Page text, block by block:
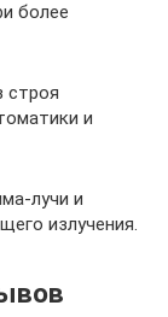
более
строя
и
лучи и
излучения.